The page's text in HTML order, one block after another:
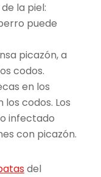
la piel:
puede
picazón, a
codos.
en los
codos. Los
infectado
con picazón.
del